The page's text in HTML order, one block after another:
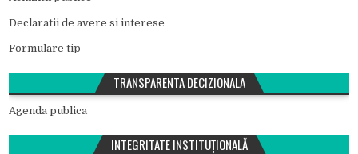
Declaratii de avere si interese
Formulare tip
TRANSPARENTA DECIZIONALA
Agenda publica
INTEGRITATE INSTITUȚIONALĂ